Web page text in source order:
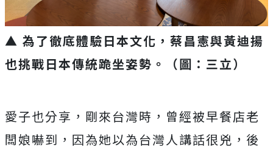
▲ 為了徹底體驗日本文化，蔡昌憲與黃迪揚
也挑戰日本傳統跪坐姿勢。（圖：三立）
愛子也分享，剛來台灣時，曾經被早餐店老
闆娘嚇到，因為她以為台灣人講話很兇，後